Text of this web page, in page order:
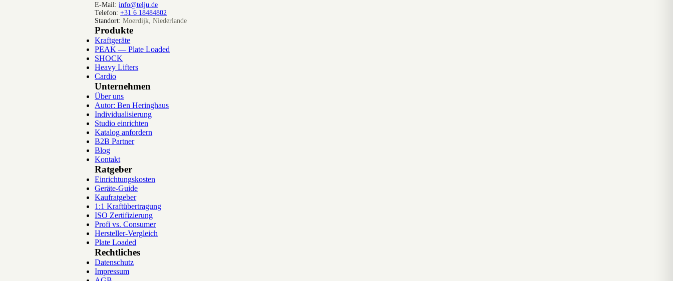
E-Mail: info@telju.de
Telefon: +31 6 18484802
Standort: Moerdijk, Niederlande
Produkte
Kraftgeräte
PEAK — Plate Loaded
SHOCK
Heavy Lifters
Cardio
Unternehmen
Über uns
Autor: Ben Heringhaus
Individualisierung
Studio einrichten
Katalog anfordern
B2B Partner
Blog
Kontakt
Ratgeber
Einrichtungskosten
Geräte-Guide
Kaufratgeber
1:1 Kraftübertragung
ISO Zertifizierung
Profi vs. Consumer
Hersteller-Vergleich
Plate Loaded
Rechtliches
Datenschutz
Impressum